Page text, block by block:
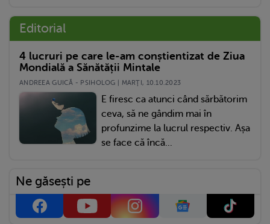
Editorial
4 lucruri pe care le-am conștientizat de Ziua
Mondială a Sănătății Mintale
ANDREEA GUICĂ - PSIHOLOG | MARŢI, 10.10.2023
E firesc ca atunci când sărbătorim
ceva, să ne gândim mai în
profunzime la lucrul respectiv. Așa
se face că încă...
Ne găsești pe